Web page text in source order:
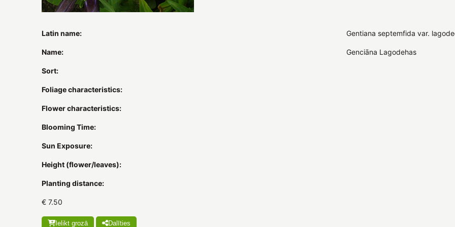
Latin name: Gentiana septemfida var.
Name: Genciāna Lagodehas
Sort:
Foliage characteristics:
Flower characteristics:
Blooming Time:
Sun Exposure:
Height (flower/leaves):
Planting distance:
€ 7.50
Ielikt grozā Dalīties